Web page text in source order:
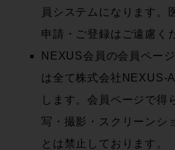
員システムになります。
申請・ご登録はご遠慮く
NEXUS会員の会員ペー
は全て株式会社NEXUS-
します。会員ページで得
写・撮影・スクリーンシ
とは禁止しております。